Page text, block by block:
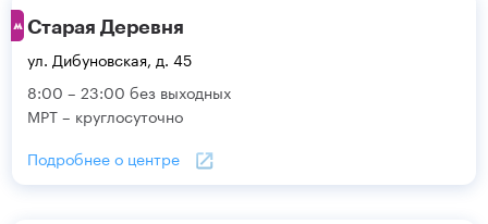
Старая Деревня
ул. Дибуновская, д. 45
8:00 – 23:00 без выходных
МРТ – круглосуточно
Подробнее о центре